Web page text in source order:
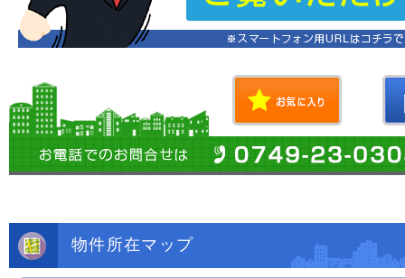
物件所在マップ